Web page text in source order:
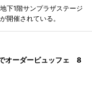
下1階サンプラザステージ
開催されている。
オーダービュッフェ 8